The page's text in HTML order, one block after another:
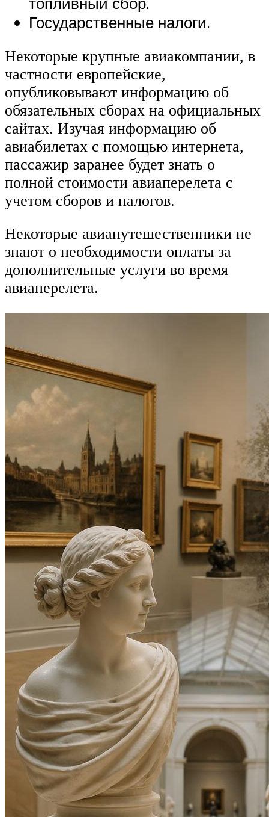
Государственные налоги.
Некоторые крупные авиакомпании, в
частности европейские,
опубликовывают информацию об
обязательных сборах на официальных
сайтах. Изучая информацию об
авиабилетах с помощью интернета,
пассажир заранее будет знать о
полной стоимости авиаперелета с
учетом сборов и налогов.
Некоторые авиапутешественники не
знают о необходимости оплаты за
дополнительные услуги во время
авиаперелета.